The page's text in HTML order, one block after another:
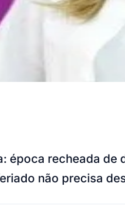
época recheada
não precisa